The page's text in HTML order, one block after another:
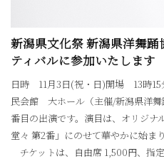
新潟県文化祭 新潟県洋舞
ティバルに参加いたします
日時 11月3日(祝・日)開場 13時
民会館 大ホール（主催/新潟県洋
番目の出演です。演目は、オリジ
堂々 第2番」にのせて華やかに始ま
チケットは、自由席 1,500円、